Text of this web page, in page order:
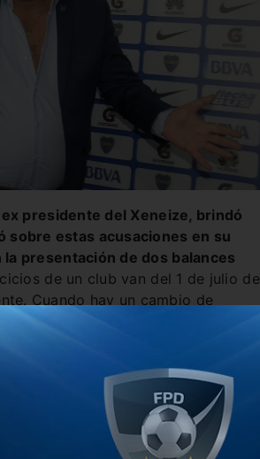
presidente del Xeneize, brindó
sobre estas acusaciones en su
presentación de dos balances
de un club van del 1 de julio de
Cuando hay un cambio de
este caso, se hace lo que se
a presentarlo es el
Macri en 2007 ni Ameal en 2011
salientes. Lo mismo
yo. El último balance lo
gran superávit de más de 1.300
llevó el patrimonio a 4.937